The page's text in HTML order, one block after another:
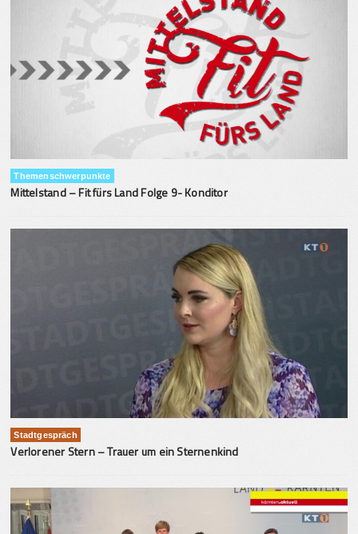
Themenschwerpunkte
Mittelstand – Fit fürs Land Folge 9- Konditor
Stadtgespräch
Verlorener Stern – Trauer um ein Sternenkind